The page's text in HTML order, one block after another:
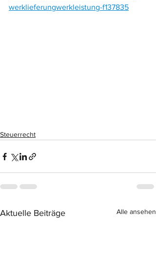
werklieferungwerkleistung-f137835
Steuerrecht
Aktuelle Beiträge Alle ansehen